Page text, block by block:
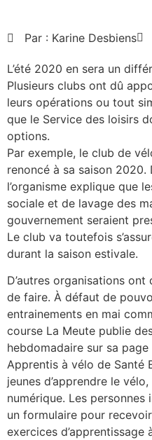
Par : Karine Desbiens
L’été 2020 en sera un
Plusieurs clubs ont dû
leurs opérations ou tout
que le Service des loisirs
options.
Par exemple, le club de
renoncé à sa saison 2020.
l’organisme explique que
sociale et de lavage des
gouvernement seraient
Le club va toutefois
durant la saison estivale.
D’autres organisations
de faire. À défaut de
entrainements en mai
course La Meute publie
hebdomadaire sur sa page
Apprentis à vélo de Santé
jeunes d’apprendre le
numérique. Les
un formulaire pour
exercices d’apprentissage